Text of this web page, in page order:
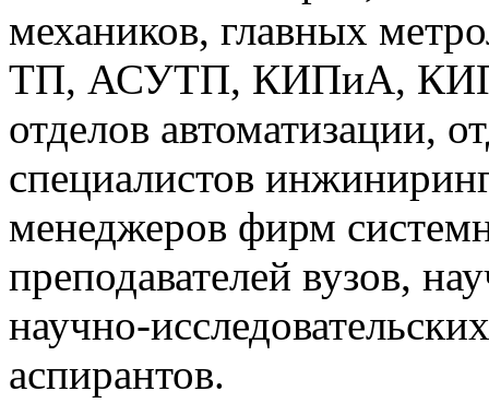
механиков, главных
ТП, АСУТП, КИПиА, КИП
отделов автоматизации,
специалистов
менеджеров фирм
преподавателей вузов,
научно-
аспирантов.